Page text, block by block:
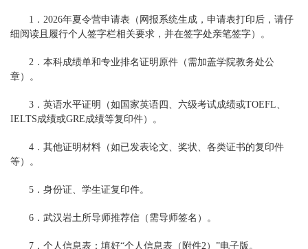
1． 2026年夏令营申请表（网报系统生成，申请表打印后，请仔
细阅读且履行个人签字栏相关要求，并在签字处亲笔签字）。
2． 本科成绩单和专业排名证明原件（需加盖学院教务处公
章）。
3． 英语水平证明（如国家英语四、六级考试成绩或TOEFL、
IELTS成绩或GRE成绩等复印件）。
4． 其他证明材料（如已发表论文、奖状、各类证书的复印件
等）。
5． 身份证、学生证复印件。
6． 武汉岩土所导师推荐信（需导师签名）。
7． 个人信息表：填好“个人信息表（附件2）”电子版。